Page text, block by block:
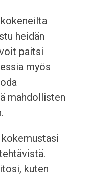
heidän
paitsi
myös
mahdollisten
kuten